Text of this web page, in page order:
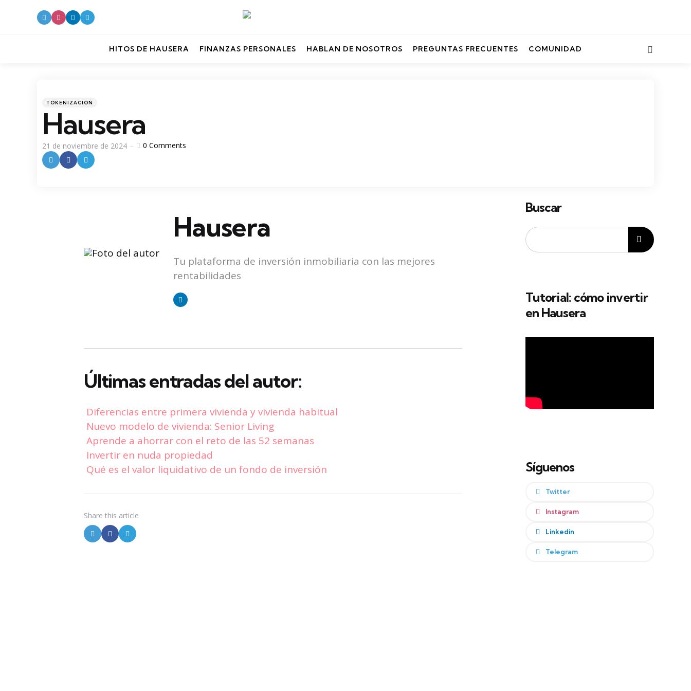
HITOS DE HAUSERA FINANZAS PERSONALES HABLAN DE NOSOTROS PREGUNTAS FRECUENTES COMUNIDAD
Categories
Posted
TOKENIZACION
Hausera
21 de noviembre de 2024 0 Comments
Hausera
Tu plataforma de inversión inmobiliaria con las mejores
rentabilidades
Últimas entradas del autor:
Diferencias entre primera vivienda y vivienda habitual
Nuevo modelo de vivienda: Senior Living
Aprende a ahorrar con el reto de las 52 semanas
Invertir en nuda propiedad
Qué es el valor liquidativo de un fondo de inversión
Share this article
Buscar
Tutorial: cómo invertir
en Hausera
Síguenos
Twitter
Instagram
Linkedin
Telegram